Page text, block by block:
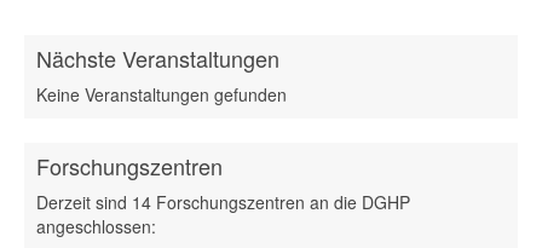
Nächste Veranstaltungen
Keine Veranstaltungen gefunden
Forschungszentren
Derzeit sind 14 Forschungszentren an die DGHP
angeschlossen: